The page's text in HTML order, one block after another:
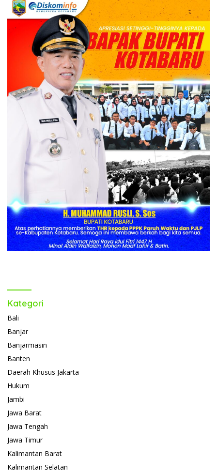
Kategori
Bali
Banjar
Banjarmasin
Banten
Daerah Khusus Jakarta
Hukum
Jambi
Jawa Barat
Jawa Tengah
Jawa Timur
Kalimantan Barat
Kalimantan Selatan